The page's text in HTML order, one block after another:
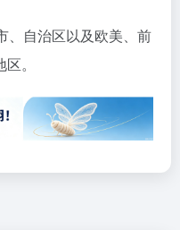
、自治区以及欧美、前
。